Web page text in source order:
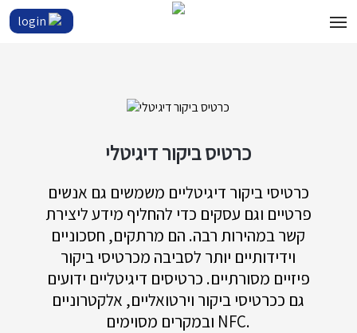
login
כרטיס ביקור דיגיטלי
כרטיסי ביקור דיגיטליים משמשים גם אנשים
פרטיים וגם עסקים כדי להחליף מידע ליצירת
קשר במהירות רבה. הם מרתקים, חסכוניים
וידידותיים יותר לסביבה מכרטיסי ביקור
פיזיים מסורתיים. כרטיסים דיגיטליים ידועים
גם ככרטיסי ביקור וירטואליים, אלקטרוניים
ובמקרים מסוימים NFC.